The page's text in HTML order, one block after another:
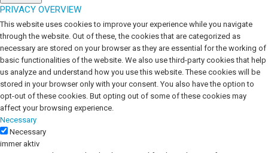
PRIVACY OVERVIEW
This website uses cookies to improve your experience while you navigate
through the website. Out of these, the cookies that are categorized as
necessary are stored on your browser as they are essential for the working of
basic functionalities of the website. We also use third-party cookies that help
us analyze and understand how you use this website. These cookies will be
stored in your browser only with your consent. You also have the option to
opt-out of these cookies. But opting out of some of these cookies may
affect your browsing experience.
Necessary
Necessary
immer aktiv